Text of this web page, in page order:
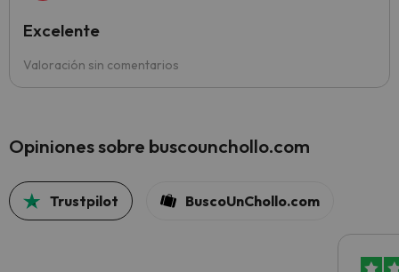
Valoración sin comentarios
Excelente
Opiniones sobre buscounchollo.com
Trustpilot BuscoUnChollo.com